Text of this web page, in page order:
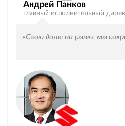
Андрей Панков
главный исполнительный
«Свою долю на рынке мы